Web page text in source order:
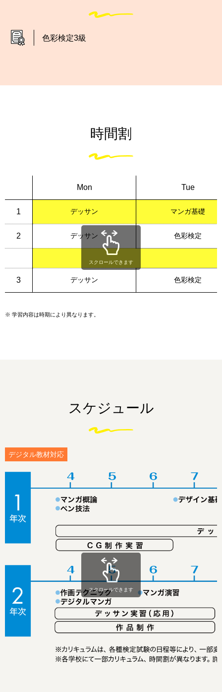
色彩検定3級
時間割
Mon Tue
1 デッサン マンガ基礎
2 デッサン 色彩検定
3 デッサン 色彩検定
スクロールできます
※ 学習内容は時期により異なります。
スケジュール
デジタル教材対応
スクロールできます